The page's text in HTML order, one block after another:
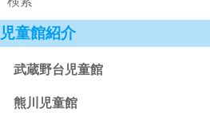
児童館紹介
武蔵野台児童館
熊川児童館